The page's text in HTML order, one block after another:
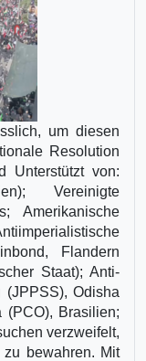
um diesen
Resolution
Unterstützt von:
Vereinigte
Amerikanische
Flandern
Staat); Anti-
(JPPSS), Odisha
(PCO), Brasilien;
verzweifelt,
zu bewahren. Mit